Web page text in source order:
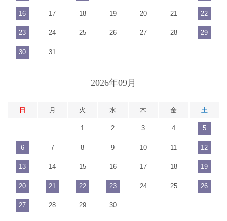
16 17 18 19 20 21 22
23 24 25 26 27 28 29
30 31
2026年09月
日 月 火 水 木 金 土
1 2 3 4 5
6 7 8 9 10 11 12
13 14 15 16 17 18 19
20 21 22 23 24 25 26
27 28 29 30